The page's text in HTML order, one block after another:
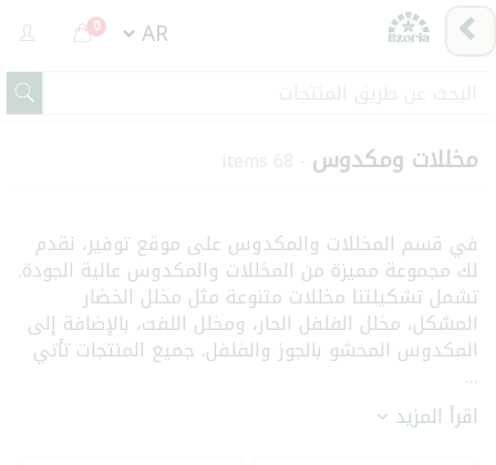
0
مخللات ومكدوس - 68 items
في قسم المخللات والمكدوس على موقع توفير، نقدم
لك مجموعة مميزة من المخللات والمكدوس عالية الجودة.
تشمل تشكيلتنا مخللات متنوعة مثل مخلل الخضار
المشكل، مخلل الفلفل الحار، ومخلل اللفت، بالإضافة إلى
المكدوس المحشو بالجوز والفلفل. جميع المنتجات تأتي
...
اقرأ المزيد